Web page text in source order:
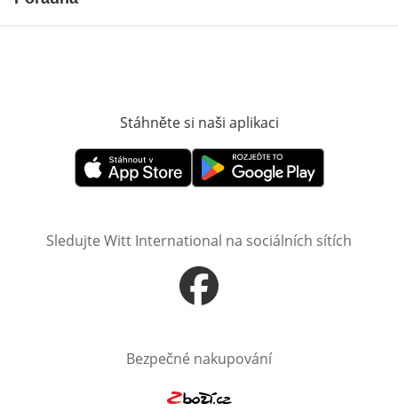
Stáhněte si naši aplikaci
Otevře v novém okněOtevře v novém okně
Sledujte Witt International na sociálních sítích
Otevře v novém okně
Bezpečné nakupování